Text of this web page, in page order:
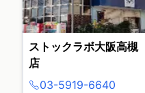
ストックラボ大阪高槻
店
03-5919-6640